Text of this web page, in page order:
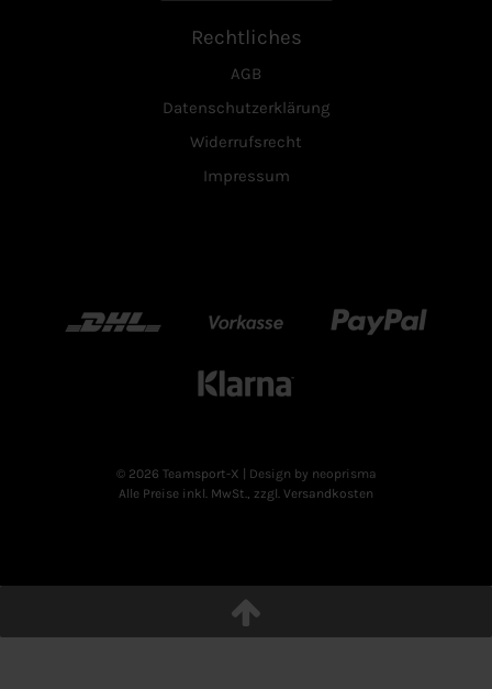
Rechtliches
AGB
Datenschutzerklärung
Widerrufsrecht
Impressum
DHL Vorkasse Paypal
Klarn
© 2026 Teamsport-X
| Design by neoprisma
Alle Preise inkl. MwSt., zzgl. Versandkosten